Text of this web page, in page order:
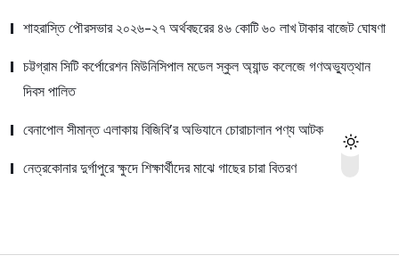
শাহরাস্তি পৌরসভার ২০২৬-২৭ অর্থবছরের ৪৬ কোটি ৬০ লাখ টাকার বাজেট ঘোষণা
চট্টগ্রাম সিটি কর্পোরেশন মিউনিসিপাল মডেল স্কুল অ্যান্ড কলেজে গণঅভ্যুত্থান
দিবস পালিত
বেনাপোল সীমান্ত এলাকায় বিজিবি’র অভিযানে চোরাচালান পণ্য আটক
নেত্রকোনার দুর্গাপুরে ক্ষুদে শিক্ষার্থীদের মাঝে গাছের চারা বিতরণ